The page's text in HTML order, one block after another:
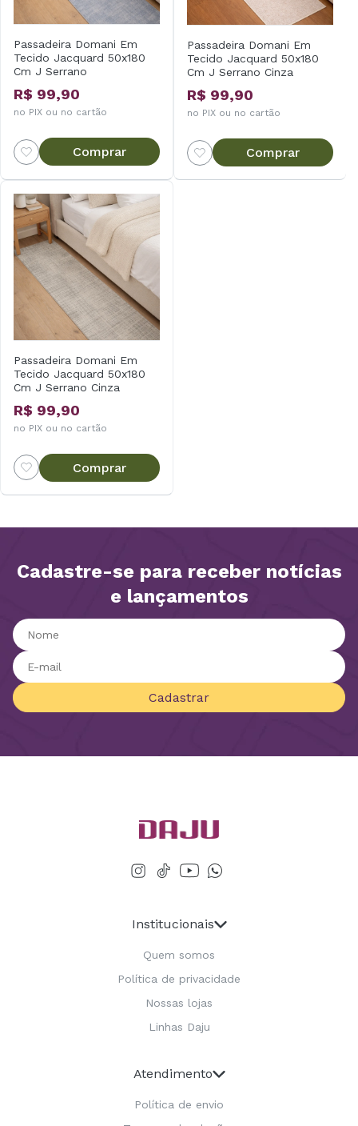
Passadeira Domani Em
Tecido Jacquard 50x180
Cm J Serrano
R$ 99,90
no PIX ou no cartão
Comprar
Passadeira Domani Em
Tecido Jacquard 50x180
Cm J Serrano Cinza
R$ 99,90
no PIX ou no cartão
Comprar
Passadeira Domani Em
Tecido Jacquard 50x180
Cm J Serrano Cinza
R$ 99,90
no PIX ou no cartão
Comprar
Cadastre-se para receber notícias
e lançamentos
Cadastrar
Institucionais
Quem somos
Política de privacidade
Nossas lojas
Linhas Daju
Atendimento
Política de envio